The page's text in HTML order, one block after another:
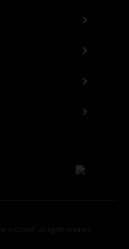
GmbH, all rights reserved